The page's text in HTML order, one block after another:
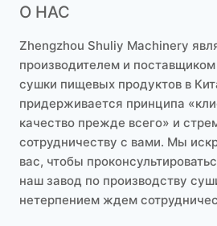
О НАС
Zhengzhou Shuliy Machinery
производителем и
сушки пищевых продуктов в
придерживается принципа
качество прежде всего» и
сотрудничеству с вами. Мы
вас, чтобы
наш завод по производству
нетерпением ждем